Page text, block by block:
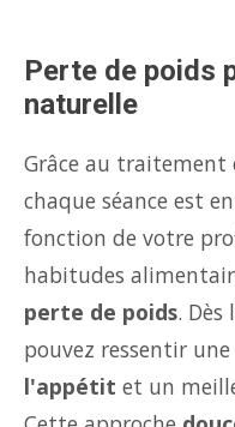
Perte de poids
naturelle
Grâce au
chaque séance est
fonction de votre
habitudes
perte de poids. Dès
pouvez ressentir
l'appétit et un